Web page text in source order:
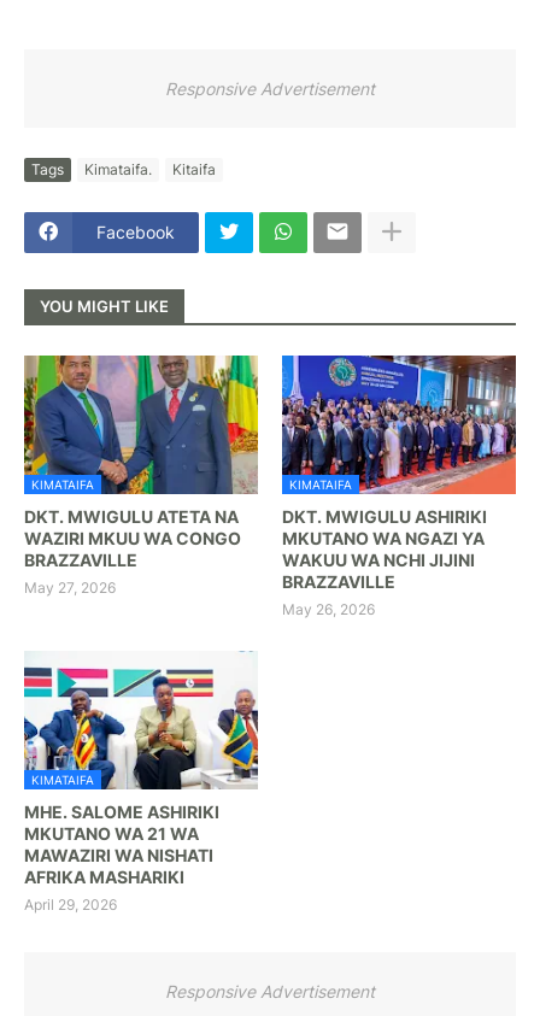
Responsive Advertisement
Tags Kimataifa. Kitaifa
Facebook
YOU MIGHT LIKE
KIMATAIFA
DKT. MWIGULU ATETA NA
WAZIRI MKUU WA CONGO
BRAZZAVILLE
May 27, 2026
KIMATAIFA
DKT. MWIGULU ASHIRIKI
MKUTANO WA NGAZI YA
WAKUU WA NCHI JIJINI
BRAZZAVILLE
May 26, 2026
KIMATAIFA
MHE. SALOME ASHIRIKI
MKUTANO WA 21 WA
MAWAZIRI WA NISHATI
AFRIKA MASHARIKI
April 29, 2026
Responsive Advertisement